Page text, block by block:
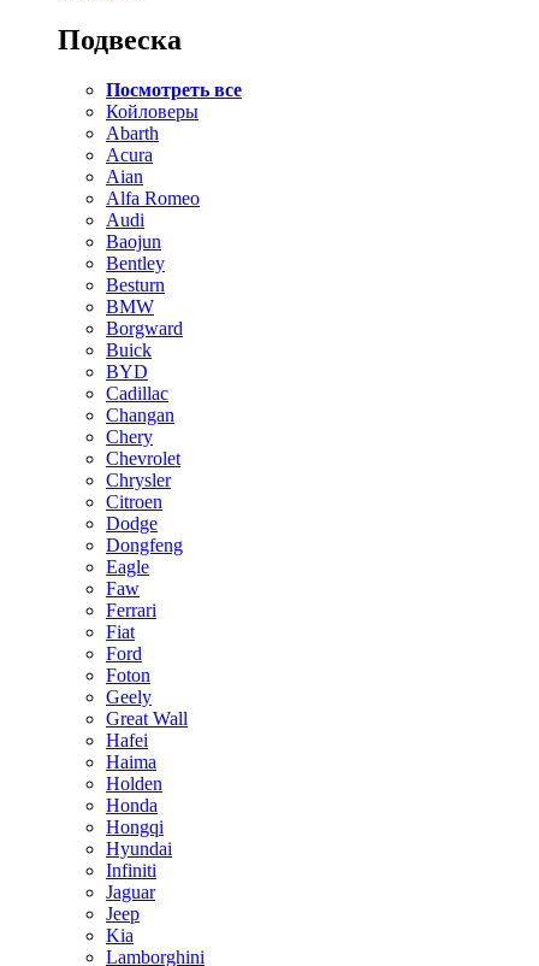
Подвеска
Посмотреть все
Койловеры
Abarth
Acura
Aian
Alfa Romeo
Audi
Baojun
Bentley
Besturn
BMW
Borgward
Buick
BYD
Cadillac
Changan
Chery
Chevrolet
Chrysler
Citroen
Dodge
Dongfeng
Eagle
Faw
Ferrari
Fiat
Ford
Foton
Geely
Great Wall
Hafei
Haima
Holden
Honda
Hongqi
Hyundai
Infiniti
Jaguar
Jeep
Kia
Lamborghini